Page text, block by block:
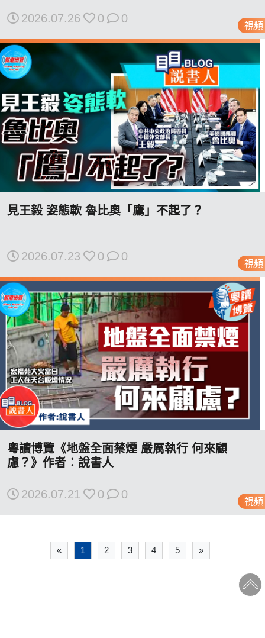
視頻
2026.07.26 0 0
視頻
見王毅 姿態軟 魯比奧「鷹」不起了？
2026.07.23 0 0
視頻
粵讀博覽《地盤全面禁煙 嚴厲執行 何來顧
慮？》作者︰說書人
2026.07.21 0 0
« 1 2 3 4 5 »